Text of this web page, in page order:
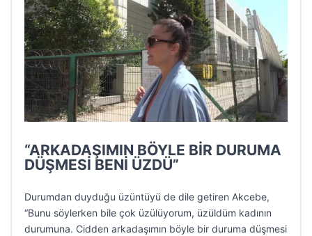
“ARKADAŞIMIN BÖYLE BİR DURUMA
DÜŞMESİ BENİ ÜZDÜ”
Durumdan duyduğu üzüntüyü de dile getiren Akcebe,
“Bunu söylerken bile çok üzülüyorum, üzüldüm kadının
durumuna. Cidden arkadaşımın böyle bir duruma düşmesi